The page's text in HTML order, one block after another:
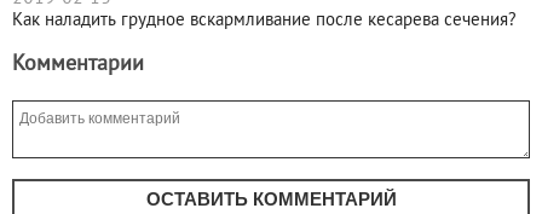
Как наладить грудное вскармливание после кесарева сечения?
Комментарии
ОСТАВИТЬ КОММЕНТАРИЙ